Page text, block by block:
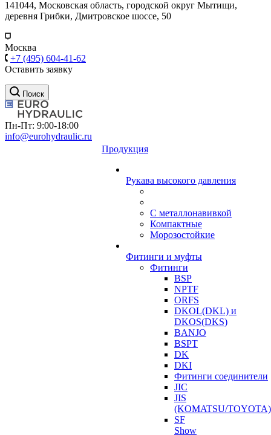
141044, Московская область, городской округ Мытищи,
деревня Грибки, Дмитровское шоссе, 50
Москва
+7 (495) 604-41-62
Оставить заявку
Поиск
Пн-Пт: 9:00-18:00
info@eurohydraulic.ru
Продукция
Рукава высокого давления
С металлонавивкой
Компактные
Морозостойкие
Фитинги и муфты
Фитинги
BSP
NPTF
ORFS
DKOL(DKL) и
DKOS(DKS)
BANJO
BSPT
DK
DKI
Фитинги соединители
JIC
JIS
(KOMATSU/TOYOTA)
SF
Show